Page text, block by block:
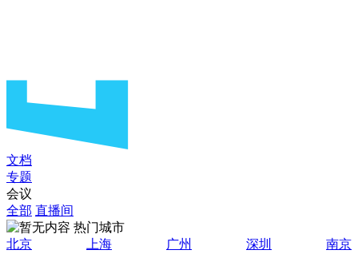
文档
专题
会议
全部 直播间
热门城市
北京
上海 广州 深圳
南京